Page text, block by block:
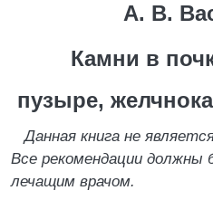
А. В.
Камни в
пузыре,
Данная книга не
Все рекомендации должны
лечащим врачом.